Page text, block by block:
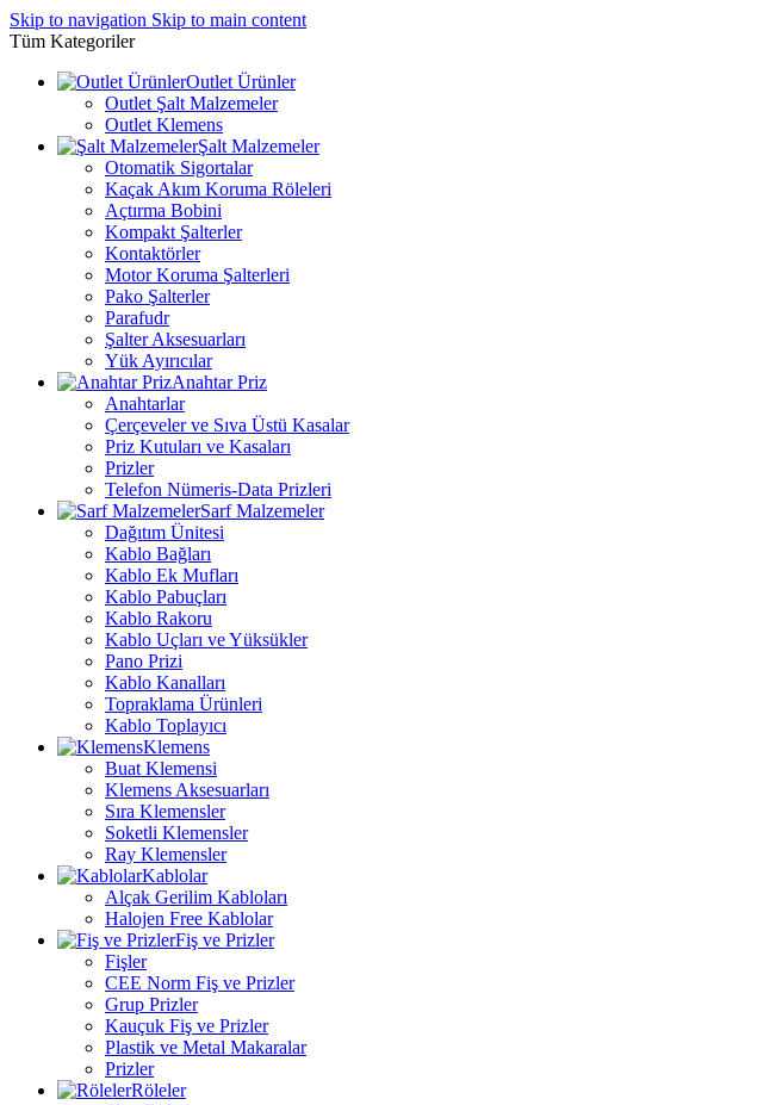
Skip to navigation Skip to main content
Tüm Kategoriler
Outlet Ürünler
Outlet Şalt Malzemeler
Outlet Klemens
Şalt Malzemeler
Otomatik Sigortalar
Kaçak Akım Koruma Röleleri
Açtırma Bobini
Kompakt Şalterler
Kontaktörler
Motor Koruma Şalterleri
Pako Şalterler
Parafudr
Şalter Aksesuarları
Yük Ayırıcılar
Anahtar Priz
Anahtarlar
Çerçeveler ve Sıva Üstü Kasalar
Priz Kutuları ve Kasaları
Prizler
Telefon Nümeris-Data Prizleri
Sarf Malzemeler
Dağıtım Ünitesi
Kablo Bağları
Kablo Ek Mufları
Kablo Pabuçları
Kablo Rakoru
Kablo Uçları ve Yüksükler
Pano Prizi
Kablo Kanalları
Topraklama Ürünleri
Kablo Toplayıcı
Klemens
Buat Klemensi
Klemens Aksesuarları
Sıra Klemensler
Soketli Klemensler
Ray Klemensler
Kablolar
Alçak Gerilim Kabloları
Halojen Free Kablolar
Fiş ve Prizler
Fişler
CEE Norm Fiş ve Prizler
Grup Prizler
Kauçuk Fiş ve Prizler
Plastik ve Metal Makaralar
Prizler
Röleler